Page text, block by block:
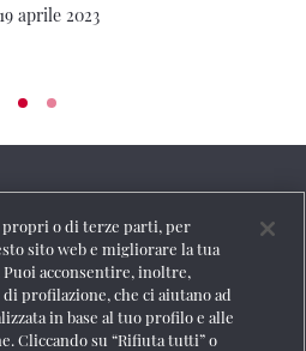
19 aprile 2023
FS Italiane
o di terze parti, per
sito web e migliorare la tua
Puoi acconsentire, inoltre,
profilazione, che ci aiutano ad
in base al tuo profilo e alle
Cliccando su “Rifiuta tutti” o